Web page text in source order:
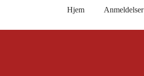
Hjem Anmeldelser